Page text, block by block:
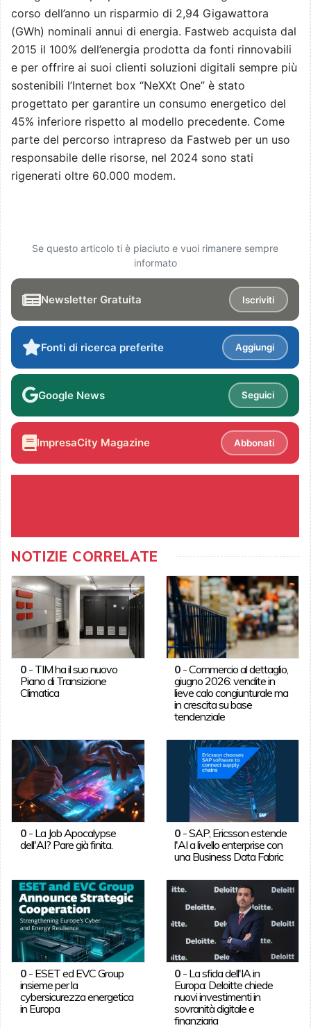
corso dell’anno un risparmio di 2,94 Gigawattora
(GWh) nominali annui di energia. Fastweb acquista dal
2015 il 100% dell’energia prodotta da fonti rinnovabili
e per offrire ai suoi clienti soluzioni digitali sempre più
sostenibili l’Internet box “NeXXt One” è stato
progettato per garantire un consumo energetico del
45% inferiore rispetto al modello precedente. Come
parte del percorso intrapreso da Fastweb per un uso
responsabile delle risorse, nel 2024 sono stati
rigenerati oltre 60.000 modem.
Se questo articolo ti è piaciuto e vuoi rimanere sempre
informato
Newsletter Gratuita Iscriviti
Fonti di ricerca preferite Aggiungi
Google News Seguici
ImpresaCity Magazine Abbonati
NOTIZIE CORRELATE
0- TIM ha il suo nuovo
Piano di Transizione
Climatica
0 -Commercio al dettaglio,
giugno 2026: vendite in
lieve calo congiunturale ma
in crescita su base
tendenziale
0- La Job Apocalypse
dell'AI? Pare già finita.
0 -SAP, Ericsson estende
l'AI a livello enterprise con
una Business Data Fabric
0- ESET ed EVC Group
insieme per la
cybersicurezza energetica
in Europa
0 - La sfida dell'IA in
Europa: Deloitte chiede
nuovi investimenti in
sovranità digitale e
finanziaria